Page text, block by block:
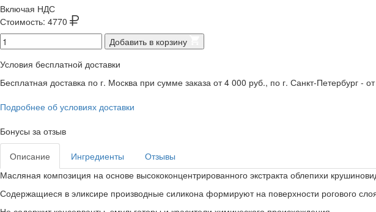
Включая НДС
Стоимость: 4770
Добавить в корзину
Условия бесплатной доставки
Бесплатная доставка по г. Москва при сумме заказа от 4 000 руб., по г. Санкт-Петербург -
Подробнее об условиях доставки
Бонусы за отзыв
Описание Ингредиенты
Отзывы
Масляная композиция на основе высококонцентрированного экстракта облепихи
Содержащиеся в эликсире производные силикона формируют на поверхности рогового